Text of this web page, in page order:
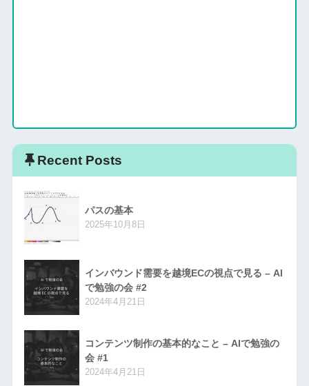
Recent Posts
パスの基本
2025年10月8日
インバウンド需要を越境ECの視点で見る – AI
で勉強の会 #2
2024年4月21日
コンテンツ制作の基本的なこと – AIで勉強の
会 #1
2024年4月21日